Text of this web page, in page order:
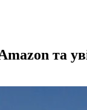
та